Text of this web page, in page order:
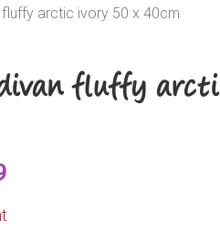
arctic ivory 50 x 40cm
fluffy